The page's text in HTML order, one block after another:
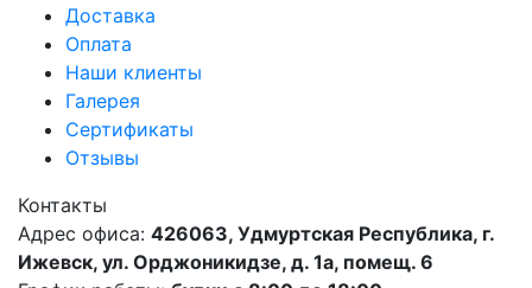
Доставка
Оплата
Наши клиенты
Галерея
Сертификаты
Отзывы
Контакты
Адрес офиса: 426063, Удмуртская Республика, г.
Ижевск, ул. Орджоникидзе, д. 1а, помещ. 6